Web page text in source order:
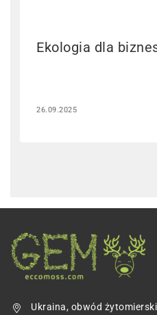
Ekologia dla
26.09.2025
Ukraina, obwód